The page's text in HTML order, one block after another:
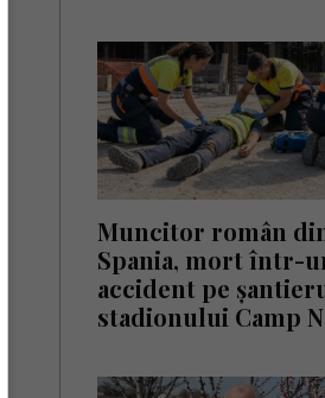
Muncitor român
Spania, mort într-
accident pe
stadionului Camp